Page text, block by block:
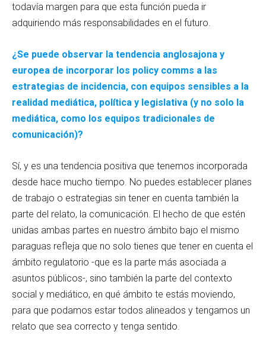
todavía margen para que esta función pueda ir
adquiriendo más responsabilidades en el futuro.
¿Se puede observar la tendencia anglosajona y
europea de incorporar los policy comms a las
estrategias de incidencia, con equipos sensibles a la
realidad mediática, política y legislativa (y no solo la
mediática, como los equipos tradicionales de
comunicación)?
Sí, y es una tendencia positiva que tenemos incorporada
desde hace mucho tiempo. No puedes establecer planes
de trabajo o estrategias sin tener en cuenta también la
parte del relato, la comunicación. El hecho de que estén
unidas ambas partes en nuestro ámbito bajo el mismo
paraguas refleja que no solo tienes que tener en cuenta el
ámbito regulatorio -que es la parte más asociada a
asuntos públicos-, sino también la parte del contexto
social y mediático, en qué ámbito te estás moviendo,
para que podamos estar todos alineados y tengamos un
relato que sea correcto y tenga sentido.